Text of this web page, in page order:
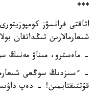
***
اتاقتى فرانسۋز
شىعارمالارىن تىڭداتقان
- ماەسترو، مىناۋ
- ءسىزدىڭ سوڭعى
قۇتتىقتايمىن! - دەپ